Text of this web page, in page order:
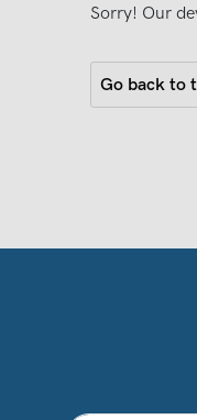
Sorry! Our
Go back to